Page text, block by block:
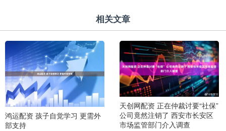
相关文章
鸿运配资 孩子自觉学习 更需外
部支持
天创网配资 正在仲裁讨要“社保”
公司竟然注销了 西安市长安区
市场监管部门介入调查